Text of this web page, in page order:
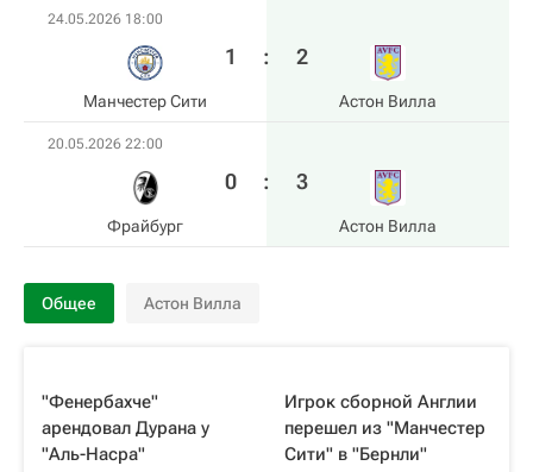
24.05.2026 18:00
Манчестер Сити
1 : 2
Астон Вилла
20.05.2026 22:00
Фрайбург
0 : 3
Астон Вилла
Общее Астон Вилла
"Фенербахче"
арендовал Дурана у
"Аль-Насра"
Игрок сборной Англии
перешел из "Манчестер
Сити" в "Бернли"